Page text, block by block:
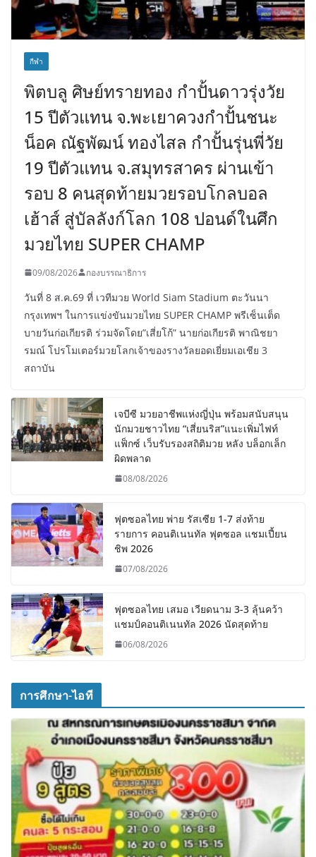
กีฬา
พิตบลู ศิษย์ทรายทอง กำปั้นดาวรุ่งวัย
15 ปีตัวแทน จ.พะเยาควงกำปั้นชนะ
น็อค ณัฐพัฒน์ ทองไสล กำปั้นรุ่นพี่วัย
19 ปีตัวแทน จ.สมุทรสาคร ผ่านเข้า
รอบ 8 คนสุดท้ายมวยรอบโกลบอล
เฮ้าส์ สู่บัลลังก์โลก 108 ปอนด์ในศึก
มวยไทย SUPER CHAMP
09/08/2026 กองบรรณาธิการ
วันที่ 8 ส.ค.69 ที่ เวทีมวย World Siam Stadium ตะวันนา
กรุงเทพฯ ในการแข่งขันมวยไทย SUPER CHAMP พรีเซ็นเต็ด
บายวันก่อเกียรติ ร่วมจัดโดย”เสี่ยโก้” นายก่อเกียรติ พาณิชยา
รมณ์ โปรโมเตอร์มวยโลกเจ้าของรางวัลยอดเยี่ยมเอเชีย 3
สถาบัน
เจบีซี มวยอาชีพแห่งญี่ปุ่น พร้อมสนับสนุน
นักมวยชาวไทย “เสี่ยนริส”แนะเพิ่มไฟท์
แฟ็กซ์ เว็บรับรองสถิติมวย หลัง บล็อกเล็ก
ผิดพลาด
08/08/2026
ฟุตซอลไทย พ่าย รัสเซีย 1-7 ส่งท้าย
รายการ คอนติเนนทัล ฟุตซอล แชมเปี้ยน
ชิพ 2026
07/08/2026
ฟุตซอลไทย เสมอ เวียดนาม 3-3 ลุ้นคว้า
แชมป์คอนติเนนทัล 2026 นัดสุดท้าย
06/08/2026
การศึกษา-ไอที